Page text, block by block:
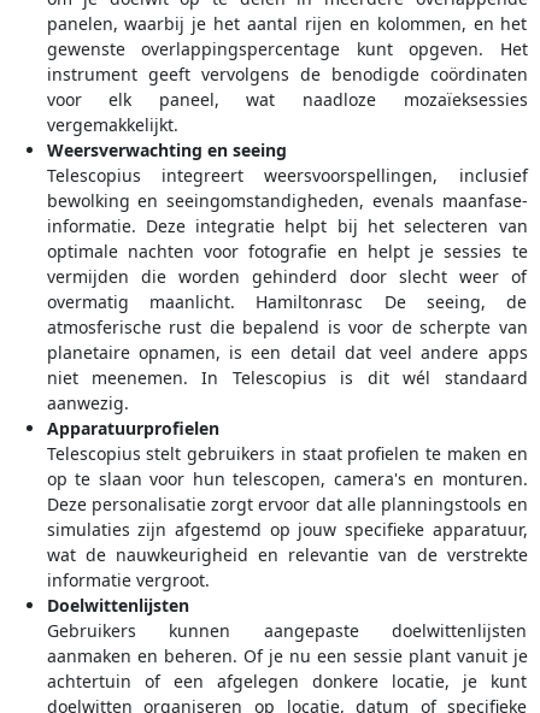
panelen, waarbij je het aantal rijen en kolommen, en het
gewenste overlappingspercentage kunt opgeven. Het
instrument geeft vervolgens de benodigde coördinaten
voor elk paneel, wat naadloze mozaïeksessies
vergemakkelijkt.
Weersverwachting en seeing
Telescopius integreert weersvoorspellingen, inclusief
bewolking en seeingomstandigheden, evenals maanfase-
informatie. Deze integratie helpt bij het selecteren van
optimale nachten voor fotografie en helpt je sessies te
vermijden die worden gehinderd door slecht weer of
overmatig maanlicht. Hamiltonrasc De seeing, de
atmosferische rust die bepalend is voor de scherpte van
planetaire opnamen, is een detail dat veel andere apps
niet meenemen. In Telescopius is dit wél standaard
aanwezig.
Apparatuurprofielen
Telescopius stelt gebruikers in staat profielen te maken en
op te slaan voor hun telescopen, camera's en monturen.
Deze personalisatie zorgt ervoor dat alle planningstools en
simulaties zijn afgestemd op jouw specifieke apparatuur,
wat de nauwkeurigheid en relevantie van de verstrekte
informatie vergroot.
Doelwittenlijsten
Gebruikers kunnen aangepaste doelwittenlijsten
aanmaken en beheren. Of je nu een sessie plant vanuit je
achtertuin of een afgelegen donkere locatie, je kunt
doelwitten organiseren op locatie, datum of specifieke